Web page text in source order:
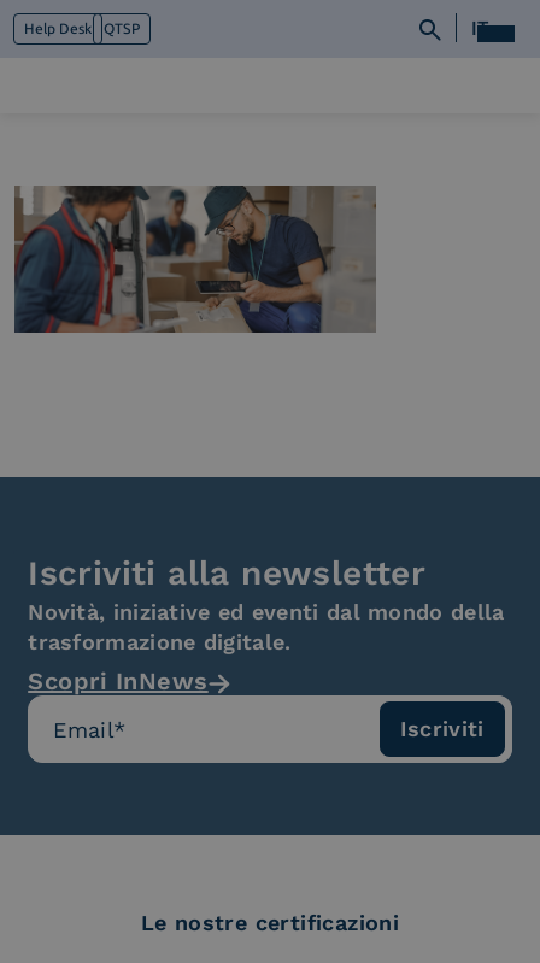
Help Desk QTSP IT
Cosa facciamo
Piattaforme
Industry
News e Media
Contattaci
Iscriviti alla newsletter
Novità, iniziative ed eventi dal mondo della
trasformazione digitale.
Scopri InNews
Le nostre certificazioni